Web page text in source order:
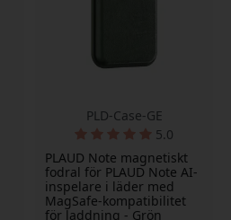
PLD-Case-GE
5.0
PLAUD Note magnetiskt
fodral för PLAUD Note AI-
inspelare i läder med
MagSafe-kompatibilitet
för laddning - Grön